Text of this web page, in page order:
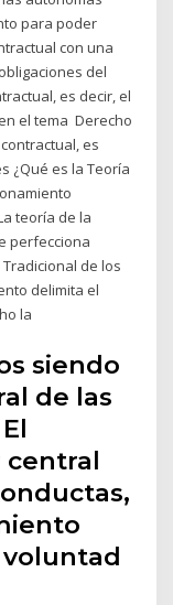
para poder
con una
del
es decir, el
el tema Derecho
es
¿Qué es la Teoría
teoría de la
perfecciona
de los
delimita el
la
siendo
de las
central